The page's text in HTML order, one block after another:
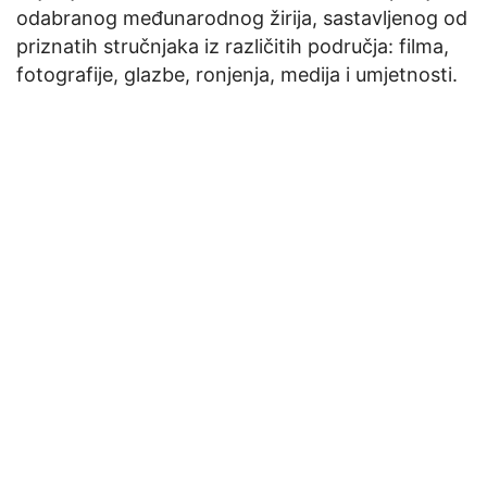
odabranog međunarodnog žirija, sastavljenog od
priznatih stručnjaka iz različitih područja: filma,
fotografije, glazbe, ronjenja, medija i umjetnosti.